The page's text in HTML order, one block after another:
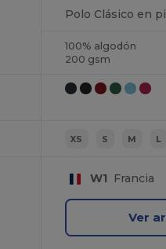
Polo Clásico en
100% algodón
200 gsm
XS S M L
W1 Francia
Ver